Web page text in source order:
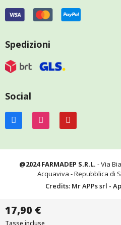
17,90 €
Tasse incluse
Spedizioni
Social
@2024 FARMADEP S.R.L. - Via
Acquaviva - Repubblica di
Credits: Mr APPs srl -